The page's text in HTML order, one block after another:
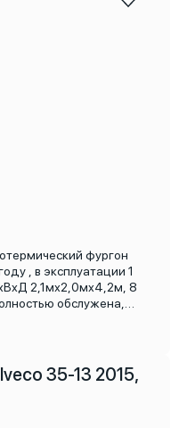
фургон
, в эксплуатации 1
2,1мх2,0мх4,2м, 8
обслужена,
СТО с заменой
В фургоне усиленный
улучшенная фурнитура
S30P (тепло/холод),
35-13 2015,